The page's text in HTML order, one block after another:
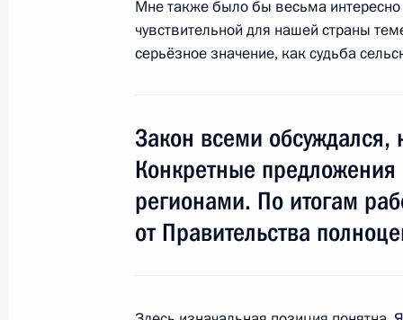
Выступление на торжественном
Награждение отдельной бригады
орденом Жукова
Мне также было бы весьма интересно
чувствительной для нашей страны
серьёзное значение, как судьба
Закон всеми обсуждался,
Конкретные
регионами. По итогам
от Правительства